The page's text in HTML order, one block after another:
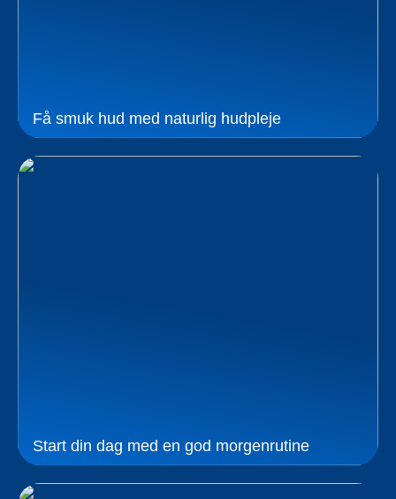
Få smuk hud med naturlig hudpleje
Start din dag med en god morgenrutine